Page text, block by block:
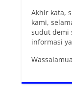
Akhir kata,
kami,
sudut demi
informasi